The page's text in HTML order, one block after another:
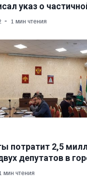
указ о
1 мин чтения
потратит 2,5
депутатов в
мин чтения